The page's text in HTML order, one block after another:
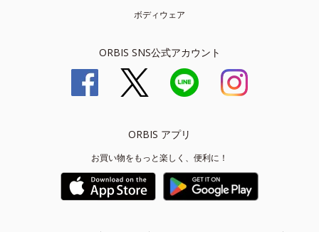
ボディウェア
ORBIS SNS公式アカウント
ORBIS アプリ
お買い物をもっと楽しく、便利に！